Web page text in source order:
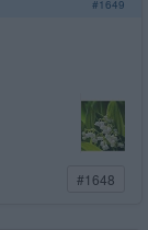
#1649
#1648